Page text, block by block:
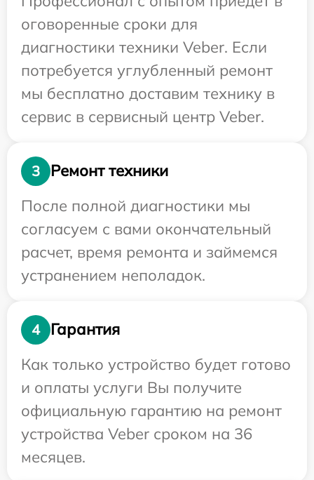
оговоренные сроки для
диагностики техники Veber. Если
потребуется углубленный ремонт
мы бесплатно доставим технику в
сервис в сервисный центр Veber.
3
Ремонт техники
После полной диагностики мы
согласуем с вами окончательный
расчет, время ремонта и займемся
устранением неполадок.
4
Гарантия
Как только устройство будет готово
и оплаты услуги Вы получите
официальную гарантию на ремонт
устройства Veber сроком на 36
месяцев.